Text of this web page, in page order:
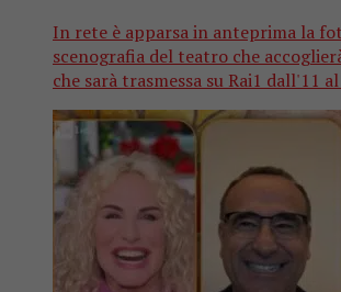
In rete è apparsa in anteprima la
scenografia del teatro che
che sarà trasmessa su Rai1 dall'11